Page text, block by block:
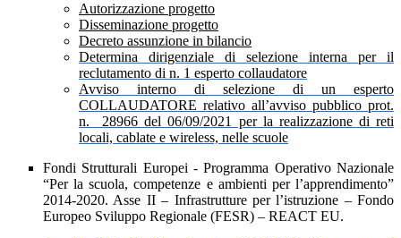
Autorizzazione progetto
Disseminazione progetto
Decreto assunzione in bilancio
Determina dirigenziale di selezione interna per il
reclutamento di n. 1 esperto collaudatore
Avviso interno di selezione di un esperto
COLLAUDATORE relativo all’avviso pubblico prot.
n. 28966 del 06/09/2021 per la realizzazione di reti
locali, cablate e wireless, nelle scuole
Fondi Strutturali Europei - Programma Operativo Nazionale
“Per la scuola, competenze e ambienti per l’apprendimento”
2014-2020. Asse II – Infrastrutture per l’istruzione – Fondo
Europeo Sviluppo Regionale (FESR) – REACT EU.